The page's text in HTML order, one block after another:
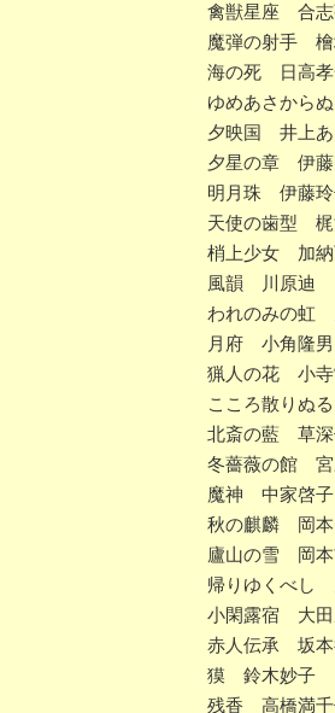
禽獣星座 合志
魔弾の射手 檜
海の死 日高孝
ゆめあさから
夕映国 井上あ
夕星の章 伊藤
明月珠 伊藤
天使の歯型 梶
梢上少女 加納
風韻 川原迪
われのみの虹
月府 小角隆男
猟人の花 小寺
こころ散りぬ
北斎の藍 草深
冬薔薇の館 宮
魔神 中家啓子
秋の麒麟 岡本
廬山の雪 岡本
帰りゆくべし
小閑露宿 大田
赤人伝承 坂本
獏 鈴木妙子
残香 高橋満